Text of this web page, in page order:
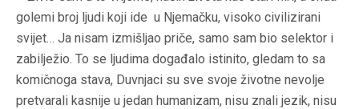
golemi broj ljudi koji ide u Njemačku, visoko civilizirani
svijet… Ja nisam izmišljao priče, samo sam bio selektor i
zabilježio. To se ljudima događalo istinito, gledam to sa
komičnoga stava, Duvnjaci su sve svoje životne nevolje
pretvarali kasnije u jedan humanizam, nisu znali jezik, nisu